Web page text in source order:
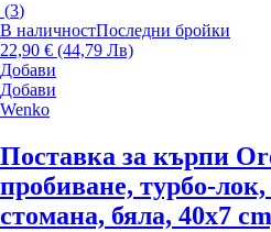
(3)
В наличностПоследни бройки
22,90 € (44,79 Лв)
Добави
Добави
Wenko
Поставка за кърпи
пробиване, турбо-
стомана, бяла, 40x7